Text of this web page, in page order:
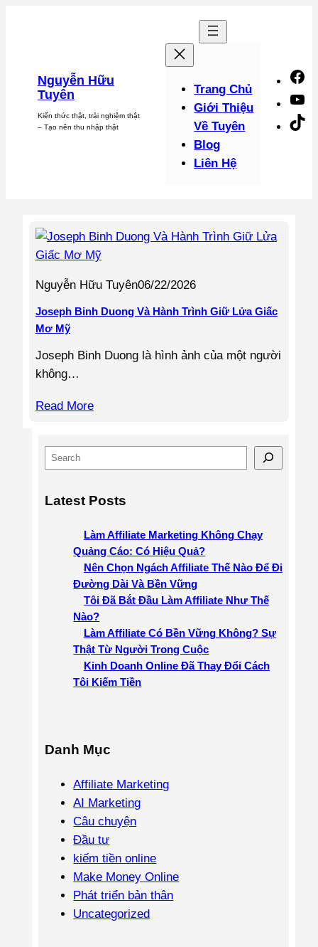
Nguyễn Hữu
Tuyên
Kiến thức thật, trải nghiệm thật
– Tạo nên thu nhập thật
Trang Chủ
Giới Thiệu
Về Tuyên
Blog
Liên Hệ
Nguyễn Hữu Tuyên06/22/2026
Joseph Binh Duong Và Hành Trình Giữ Lửa Giấc
Mơ Mỹ
Joseph Binh Duong là hình ảnh của một người
không…
Read More
S
e
r
Latest Posts
Làm Affiliate Marketing Không Chạy
Quảng Cáo: Có Hiệu Quả?
Nên Chọn Ngách Affiliate Thế Nào Để Đi
Đường Dài Và Bền Vững
Tôi Đã Bắt Đầu Làm Affiliate Như Thế
Nào?
Làm Affiliate Có Bền Vững Không? Sự
Thật Từ Người Trong Cuộc
Kinh Doanh Online Đã Thay Đổi Cách
Tôi Kiếm Tiền
Danh Mục
Affiliate Marketing
AI Marketing
Câu chuyện
Đầu tư
kiếm tiền online
Make Money Online
Phát triển bản thân
Uncategorized